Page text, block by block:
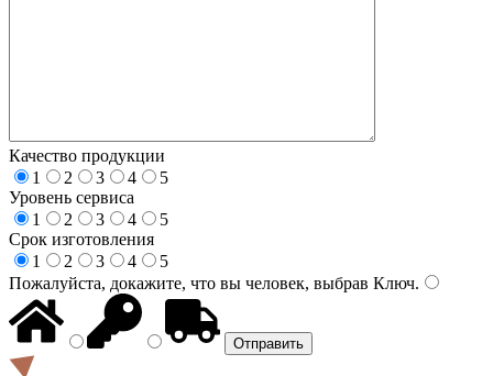
Качество продукции
1
2 3 4
5
Уровень сервиса
1
2 3 4
5
Срок изготовления
1
2 3 4
5
Пожалуйста, докажите, что вы человек, выбрав Ключ.